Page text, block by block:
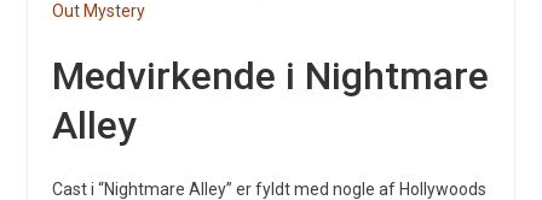
Out Mystery
Medvirkende i Nightmare
Alley
Cast i “Nightmare Alley” er fyldt med nogle af Hollywoods